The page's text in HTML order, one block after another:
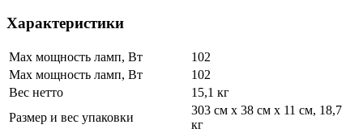
Характеристики
Max мощность ламп, Вт
102
Max мощность ламп, Вт
102
Вес нетто
15,1 кг
Размер и вес упаковки
303 см х 38 см х 11 см, 18,7
кг